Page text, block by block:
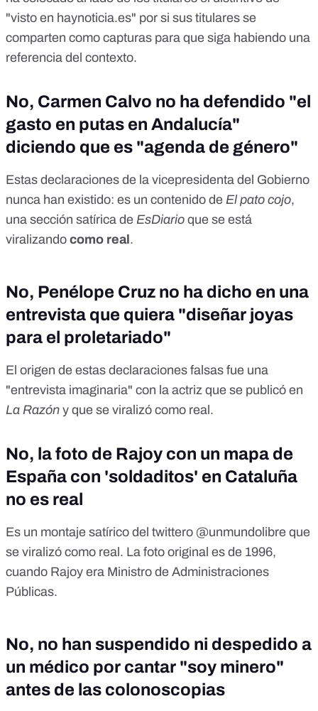
"visto en haynoticia.es" por si sus titulares se
comparten como capturas para que siga habiendo una
referencia del contexto.
No, Carmen Calvo no ha defendido "el
gasto en putas en Andalucía"
diciendo que es "agenda de género"
Estas declaraciones de la vicepresidenta del Gobierno
nunca han existido: es un contenido de El pato cojo,
una sección satírica de EsDiario que se está
viralizando como real .
No, Penélope Cruz no ha dicho en una
entrevista que quiera "diseñar joyas
para el proletariado"
El origen de estas declaraciones falsas fue una
"entrevista imaginaria" con la actriz que se publicó en
La Razón y que se viralizó como real .
No, la foto de Rajoy con un mapa de
España con 'soldaditos' en Cataluña
no es real
Es un montaje satírico del twittero @unmundolibre que
se viralizó como real. La foto original es de 1996,
cuando Rajoy era Ministro de Administraciones
Públicas.
No, no han suspendido ni despedido a
un médico por cantar "soy minero"
antes de las colonoscopias